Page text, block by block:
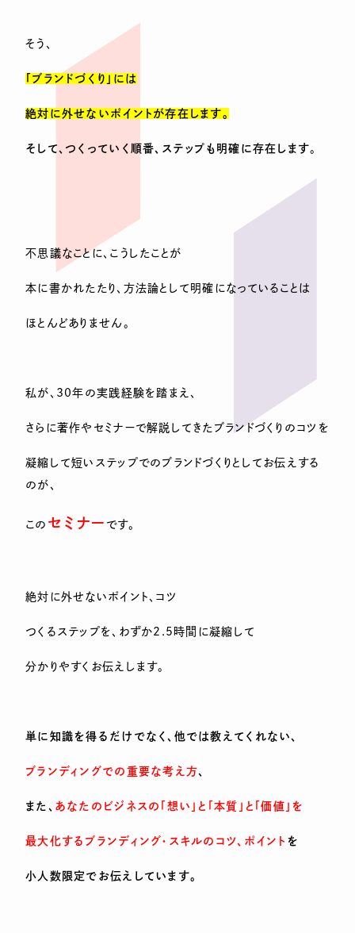
そう、
「ブランドづくり」には
絶対に外せないポイントが存在します。
そして、つくっていく順番、ステップも明確に存在します。
不思議なことに、こうしたことが
本に書かれたたり、方法論として明確になっていることは
ほとんどありません。
私が、30年の実践経験を踏まえ、
さらに著作やセミナーで解説してきたブランドづくりのコツを
凝縮して短いステップでのブランドづくりとしてお伝えする
のが、
この セミナー です。
絶対に外せないポイント、コツ
つくるステップを、わずか2.5時間に凝縮して
分かりやすくお伝えします。
単に知識を得るだけでなく、他では教えてくれない、
ブランディングでの重要な考え方、
また、 あなたのビジネスの「想い」と「本質」と「価値」を
最大化するブランディング・スキルのコツ、ポイント を
小人数限定でお伝えしています。